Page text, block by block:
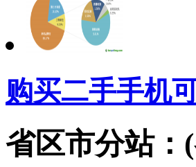
购买二手手机
省区市分站：